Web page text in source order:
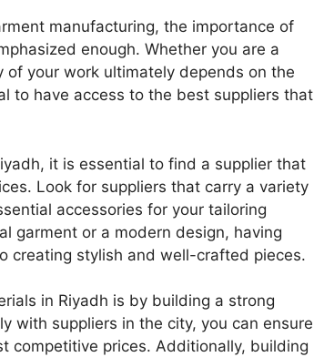
manufacturing, the importance of
enough. Whether you are a
your work ultimately depends on the
to have access to the best suppliers that
it is essential to find a supplier that
Look for suppliers that carry a variety
accessories for your tailoring
garment or a modern design, having
creating stylish and well-crafted pieces.
in Riyadh is by building a strong
with suppliers in the city, you can ensure
competitive prices. Additionally, building